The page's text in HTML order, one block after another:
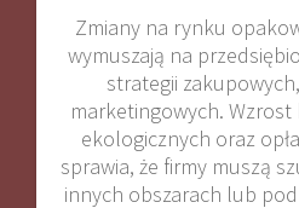
Zmiany na rynku
wymuszają na
strategii
marketingowych.
ekologicznych oraz
sprawia, że firmy muszą
innych obszarach lub